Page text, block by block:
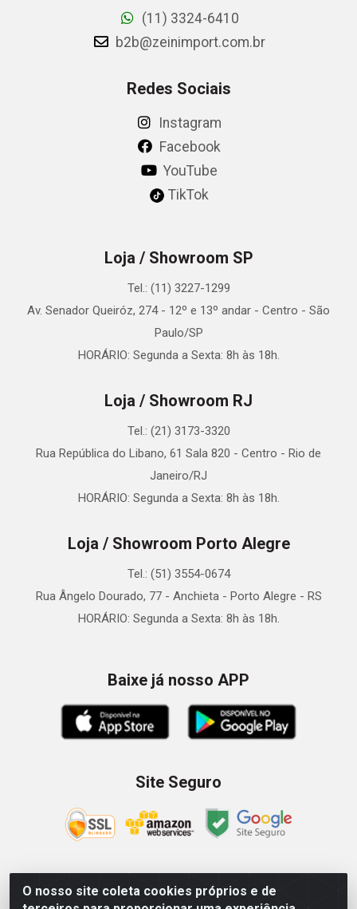
O nosso site coleta cookies próprios e de
(11) 3324-6410
b2b@zeinimport.com.br
Redes Sociais
Instagram
Facebook
YouTube
TikTok
Loja / Showroom SP
Tel.: (11) 3227-1299
Av. Senador Queiróz, 274 - 12º e 13º andar - Centro - São
Paulo/SP
HORÁRIO: Segunda a Sexta: 8h às 18h.
Loja / Showroom RJ
Tel.: (21) 3173-3320
Rua República do Libano, 61 Sala 820 - Centro - Rio de
Janeiro/RJ
HORÁRIO: Segunda a Sexta: 8h às 18h.
Loja / Showroom Porto Alegre
Tel.: (51) 3554-0674
Rua Ângelo Dourado, 77 - Anchieta - Porto Alegre - RS
HORÁRIO: Segunda a Sexta: 8h às 18h.
Baixe já nosso APP
Site Seguro
Zein Importação e Comércio LTDA - Av. Senador Queiróz, 274